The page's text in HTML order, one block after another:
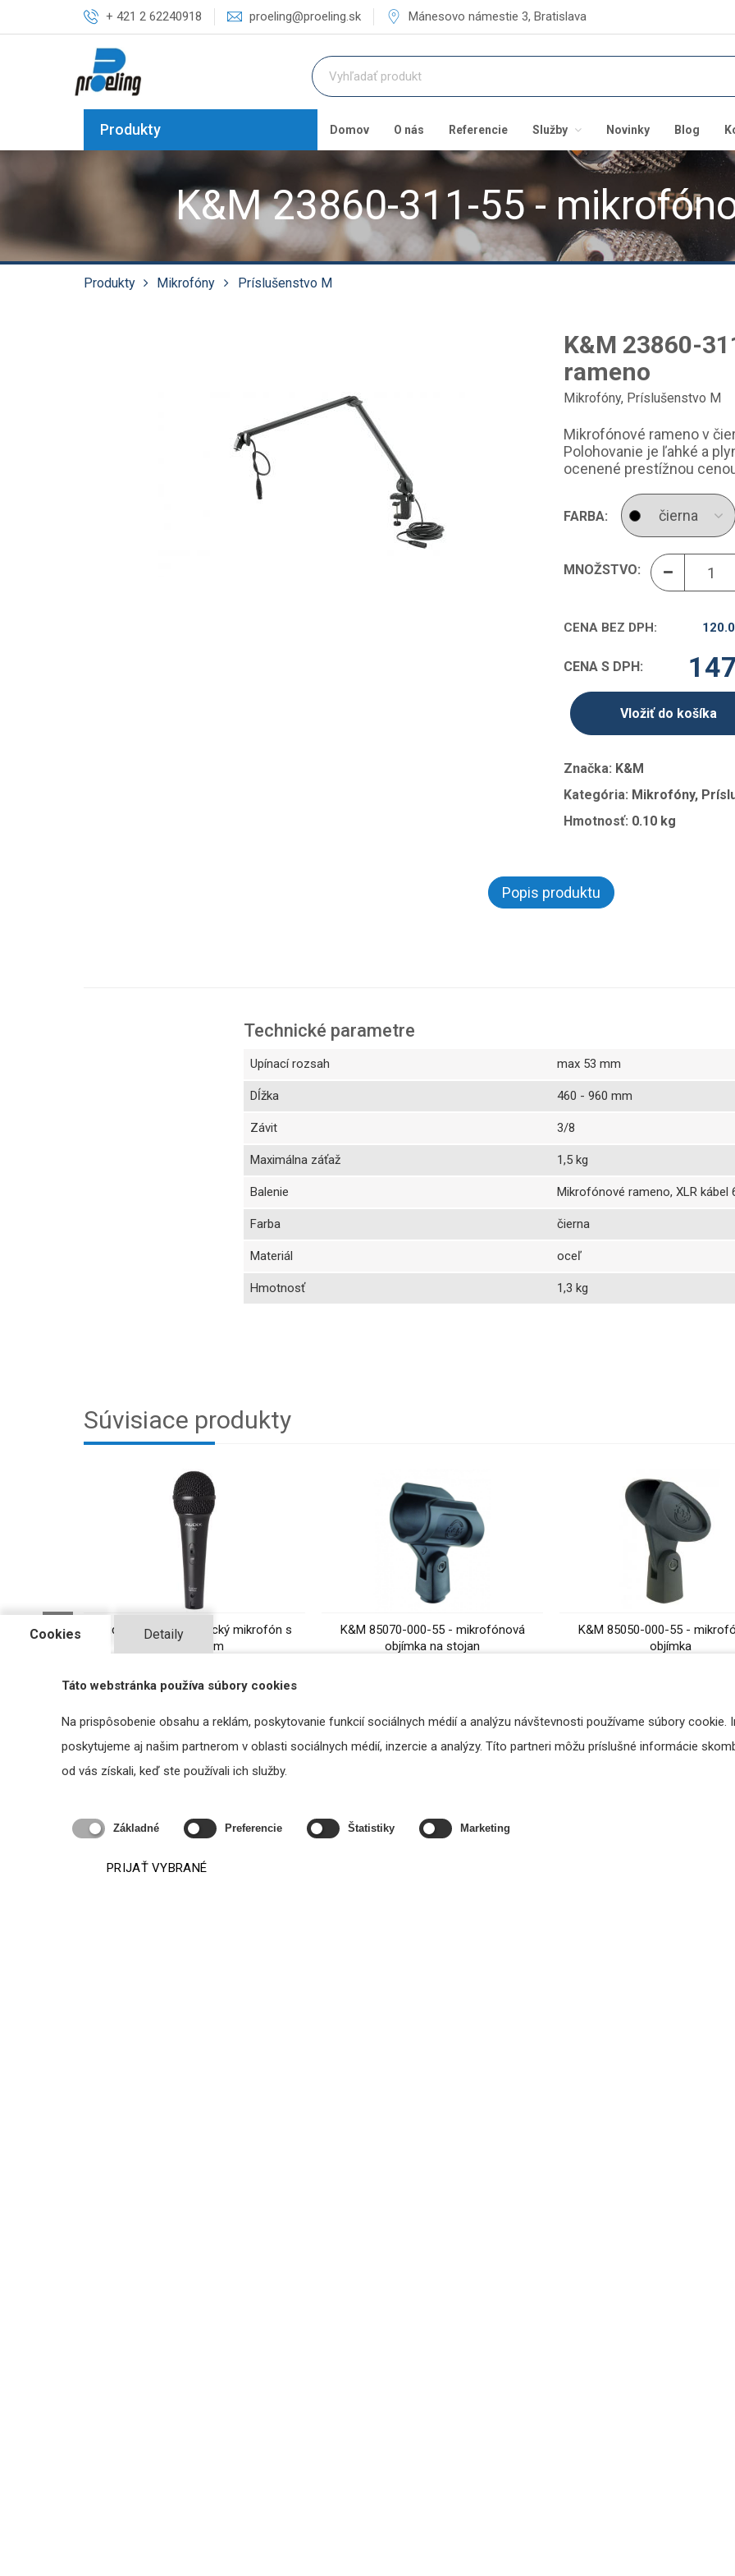
+ 421 2 62240918 proeling@proeling.sk Mánesovo námestie 3, Bratislava
Produkty Domov O nás Referencie Služby Novinky Blog
K&M 23860-311-55 -
Produkty Mikrofóny Príslušenstvo M
K&M 23860-
rameno
Mikrofóny, Príslušenstvo M
Mikrofónové rameno v
Polohovanie je ľahké a
ocenené prestížnou
FARBA:
MNOŽSTVO:
CENA BEZ DPH:
CENA S DPH:
Vložiť do košíka
Značka: K&M
Kategória: Mikrofóny,
Hmotnosť: 0.10 kg
Popis produktu
Technické parametre
Upínací rozsah max 53 mm
Dĺžka 460 - 960 mm
Závit 3/8
Maximálna záťaž 1,5 kg
Balenie Mikrofónové rameno, XLR kábel
Farba čierna
Materiál oceľ
Hmotnosť 1,3 kg
Súvisiace produkty
Audix F50-S - dynamický mikrofón s
vypínačom
69,50 € s DPH
DO KOŠÍKA
K&M 85070-000-55 - mikrofónová
objímka na stojan
DO KOŠÍKA
K&M 85050-000-55 -
objímka
DO KOŠÍKA
Podobné produkty
Cookies Detaily
Táto webstránka používa súbory cookies
Na prispôsobenie obsahu a reklám, poskytovanie funkcií sociálnych médií a analýzu návštevnosti používame súbory
poskytujeme aj našim partnerom v oblasti sociálnych médií, inzercie a analýzy. Títo partneri môžu príslušné informácie
od vás získali, keď ste používali ich služby.
Základné Preferencie Štatistiky Marketing
PRIJAŤ VYBRANÉ